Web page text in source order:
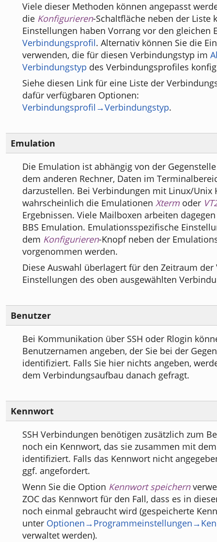
Viele dieser Methoden können angepasst
die Konfigurieren-Schaltfläche neben der Liste
Einstellungen haben Vorrang vor den gleichen
Verbindungsprofil. Alternativ können Sie die
verwenden, die für diesen Verbindungstyp im
Verbindungstyp des Verbindungsprofiles
Siehe diesen Link für eine Liste der
dafür verfügbaren Optionen:
Verbindungsprofil→Verbindungstyp.
Emulation
Die Emulation ist abhängig von der
dem anderen Rechner, Daten im
darzustellen. Bei Verbindungen mit Linux/Unix
wahrscheinlich die Emulationen Xterm oder
Ergebnissen. Viele Mailboxen arbeiten
BBS Emulation. Emulationsspezifische
dem Konfigurieren-Knopf neben der
vorgenommen werden.
Diese Auswahl überlagert für den Zeitraum
Einstellungen des oben ausgewählten
Benutzer
Bei Kommunikation über SSH oder Rlogin
Benutzernamen angeben, der Sie bei der
identifiziert. Falls Sie hier nichts angeben,
dem Verbindungsaufbau danach gefragt.
Kennwort
SSH Verbindungen benötigen zusätzlich zum
noch ein Kennwort, das sie zusammen mit
identifiziert. Falls das Kennwort nicht
ggf. angefordert.
Wenn Sie die Option Kennwort speichern
ZOC das Kennwort für den Fall, dass es in
noch einmal gebraucht wird (gespeicherte
unter
verwaltet werden).